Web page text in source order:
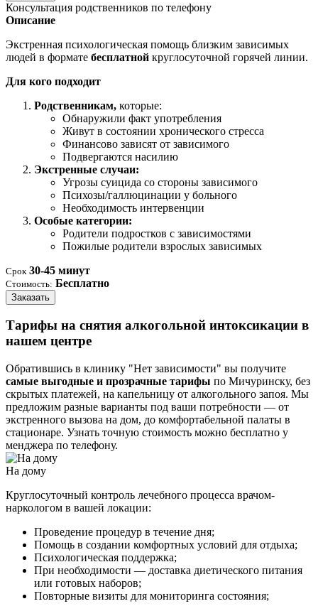
Консультация родственников по телефону
Описание
Экстренная психологическая помощь близким зависимых
людей в формате бесплатной круглосуточной горячей линии.
Для кого подходит
Родственникам, которые:
Обнаружили факт употребления
Живут в состоянии хронического стресса
Финансово зависят от зависимого
Подвергаются насилию
Экстренные случаи:
Угрозы суицида со стороны зависимого
Психозы/галлюцинации у больного
Необходимость интервенции
Особые категории:
Родители подростков с зависимостями
Пожилые родители взрослых зависимых
Срок 30-45 минут
Стоимость: Бесплатно
Заказать
Тарифы на снятия алкогольной интоксикации в
нашем центре
Обратившись в клинику "Нет зависимости" вы получите
самые выгодные и прозрачные тарифы по Мичуринску, без
скрытых платежей, на капельницу от алкогольного запоя. Мы
предложим разные варианты под ваши потребности — от
экстренного вызова на дом, до комфортабельной палаты в
стационаре. Узнать точную стоимость можно бесплатно у
менджера по телефону.
На дому
Круглосуточный контроль лечебного процесса врачом-
наркологом в вашей локации:
Проведение процедур в течение дня;
Помощь в создании комфортных условий для отдыха;
Психологическая поддержка;
При необходимости — доставка диетического питания
или готовых наборов;
Повторные визиты для мониторинга состояния;